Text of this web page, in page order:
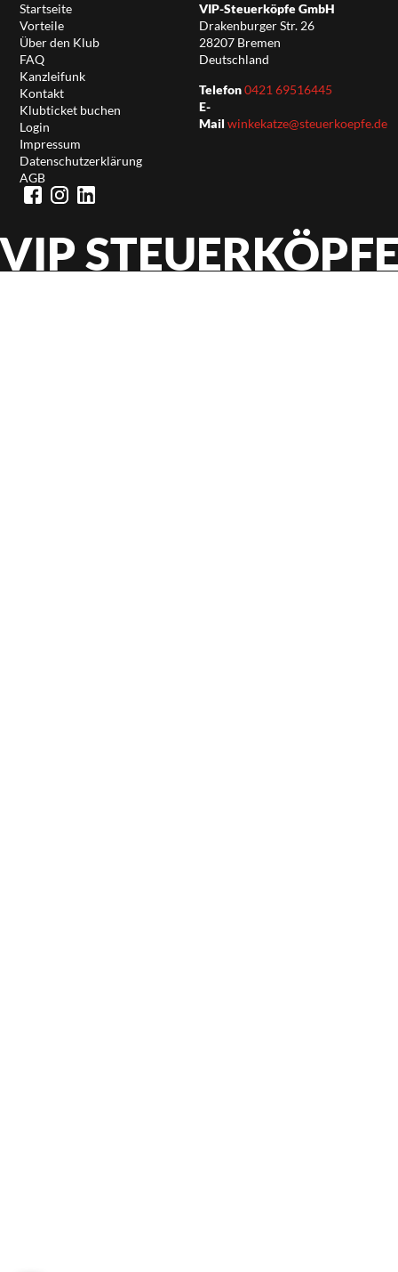
Startseite
Vorteile
Über den Klub
FAQ
Kanzleifunk
Kontakt
Klubticket buchen
Login
Impressum
Datenschutzerklärung
AGB
VIP-Steuerköpfe GmbH
Drakenburger Str. 26
28207 Bremen
Deutschland
Telefon0421 69516445
E-
Mail winkekatze@steuerkoepfe.de